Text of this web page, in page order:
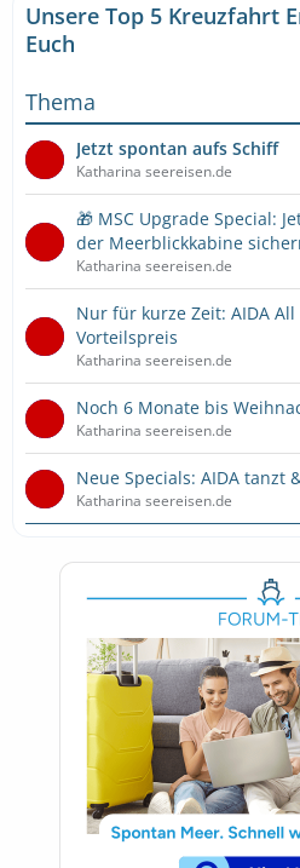
Unsere Top 5 Kreuzfahrt
Euch
Thema
Jetzt spontan aufs Schiff
Katharina seereisen.de
🎁 MSC Upgrade Special:
der Meerblickkabine
Katharina seereisen.de
Nur für kurze Zeit: AIDA
Vorteilspreis
Katharina seereisen.de
Noch 6 Monate bis
Katharina seereisen.de
Neue Specials: AIDA tanzt
Katharina seereisen.de